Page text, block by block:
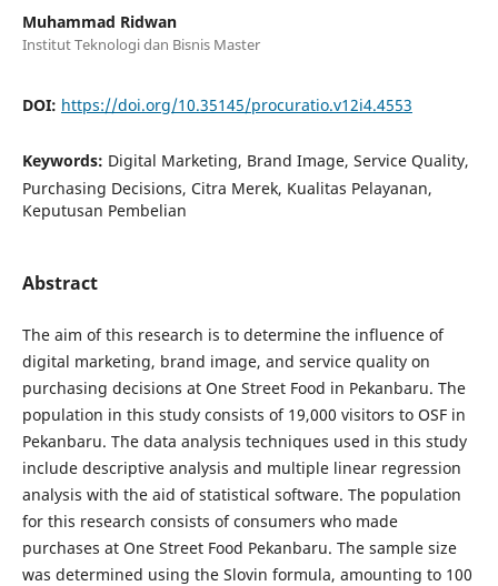
Muhammad Ridwan
Institut Teknologi dan Bisnis Master
DOI: https://doi.org/10.35145/procuratio.v12i4.4553
Keywords: Digital Marketing, Brand Image, Service Quality,
Purchasing Decisions, Citra Merek, Kualitas Pelayanan,
Keputusan Pembelian
Abstract
The aim of this research is to determine the influence of
digital marketing, brand image, and service quality on
purchasing decisions at One Street Food in Pekanbaru. The
population in this study consists of 19,000 visitors to OSF in
Pekanbaru. The data analysis techniques used in this study
include descriptive analysis and multiple linear regression
analysis with the aid of statistical software. The population
for this research consists of consumers who made
purchases at One Street Food Pekanbaru. The sample size
was determined using the Slovin formula, amounting to 100